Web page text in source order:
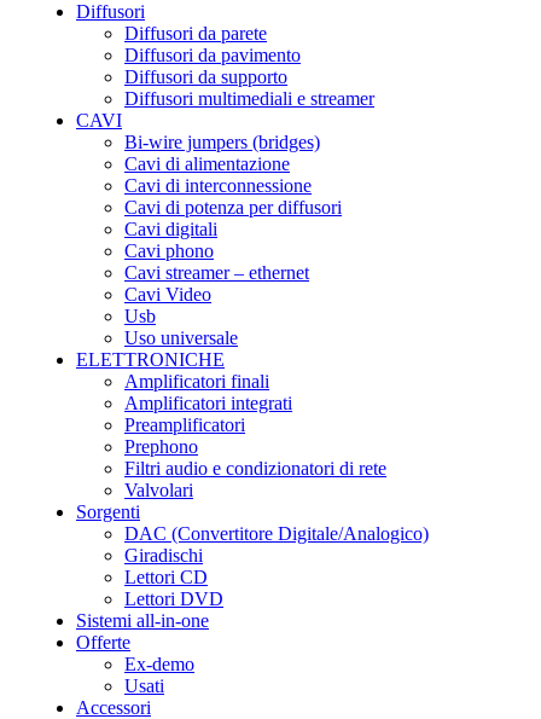
Diffusori
Diffusori da parete
Diffusori da pavimento
Diffusori da supporto
Diffusori multimediali e streamer
CAVI
Bi-wire jumpers (bridges)
Cavi di alimentazione
Cavi di interconnessione
Cavi di potenza per diffusori
Cavi digitali
Cavi phono
Cavi streamer – ethernet
Cavi Video
Usb
Uso universale
ELETTRONICHE
Amplificatori finali
Amplificatori integrati
Preamplificatori
Prephono
Filtri audio e condizionatori di rete
Valvolari
Sorgenti
DAC (Convertitore Digitale/Analogico)
Giradischi
Lettori CD
Lettori DVD
Sistemi all-in-one
Offerte
Ex-demo
Usati
Accessori